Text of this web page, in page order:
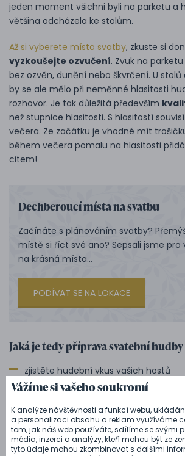
jeden moment všichni byli na parketu a
většina odcházela ke stolům.
Až si vyberete místo svatby, zkuste si
vyzkoušejte ozvučení. Zvuk na
bez ozvěn, dunění nebo škvrčení. U
by se ale mělo při neměnné hlasitosti
rozhovor. Je tak důležitá především
než stupnice hlasitosti. S hlasitostí
večera. Ze začátku je vhodné mít
během večera pomalu na hlasitosti
citem!
Dechberoucí místa na svatbu
Začínáte s plánováním svatby?
místě si říct své ano? Sepsali jsme pro
na krásná místa...
PODÍVAT SE NA LOKACE
Jaká je tedy příprava svatební
zjistěte hudební vkus vašich hostů
podívejte se, zda je místo konání
technikou
ověřte si rychlost a připojení k
určete si spolehlivou osobu, která
Vážíme si vašeho soukromí
K analýze návštěvnosti a funkcí webu,
a personalizaci obsahu a reklam využíváme
tom, jak náš web používáte, sdílíme se svými
média, inzerci a analýzy, kteří mohou být ze
tyto údaje mohou zkombinovat s dalšími